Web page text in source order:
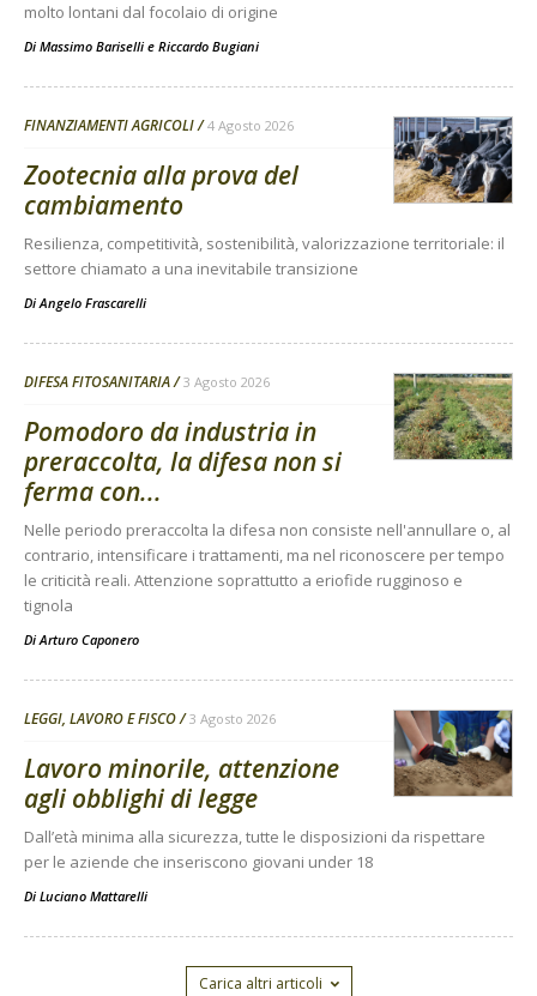
molto lontani dal focolaio di origine
Di Massimo Bariselli e Riccardo Bugiani
FINANZIAMENTI AGRICOLI 4 Agosto 2026
Zootecnia alla prova del
cambiamento
Resilienza, competitività, sostenibilità, valorizzazione territoriale: il
settore chiamato a una inevitabile transizione
DiAngelo Frascarelli
DIFESA FITOSANITARIA 3 Agosto 2026
Pomodoro da industria in
preraccolta, la difesa non si
ferma con...
Nelle periodo preraccolta la difesa non consiste nell'annullare o, al
contrario, intensificare i trattamenti, ma nel riconoscere per tempo
le criticità reali. Attenzione soprattutto a eriofide rugginoso e
tignola
DiArturo Caponero
LEGGI, LAVORO E FISCO 3 Agosto 2026
Lavoro minorile, attenzione
agli obblighi di legge
Dall’età minima alla sicurezza, tutte le disposizioni da rispettare
per le aziende che inseriscono giovani under 18
Di Luciano Mattarelli
Carica altri articoli